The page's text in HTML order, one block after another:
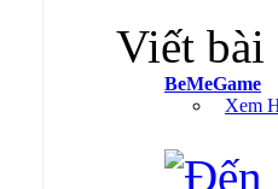
Viết bài
BeMeGame
Xem